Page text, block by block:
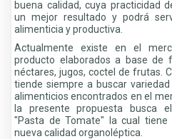
buena calidad, cuya practicidad
un mejor resultado y podrá
alimenticia y productiva.
Actualmente existe en el
producto elaborados a base de
néctares, jugos, coctel de frutas.
tiende siempre a buscar
alimenticios encontrados en el
la presente propuesta busca
"Pasta de Tomate" la cual
nueva calidad organoléptica.